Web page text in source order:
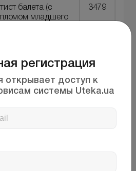
балета (с
младшего
3479
бакалавра)
регистрация
открывает доступ к
системы Uteka.ua